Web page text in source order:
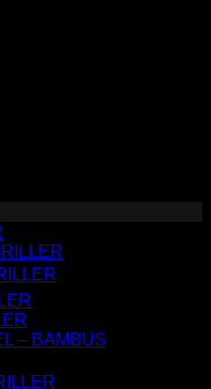
– BAMBUS